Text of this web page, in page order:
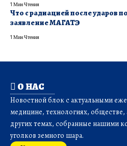
1 Мин Чтения
Что с радиацией после ударов
заявление МАГАТЭ
1 Мин Чтения
О НАС
Новостной блок с актуальными
медицине, технологиях,
других темах, собранные нашими
уголков земного шара.